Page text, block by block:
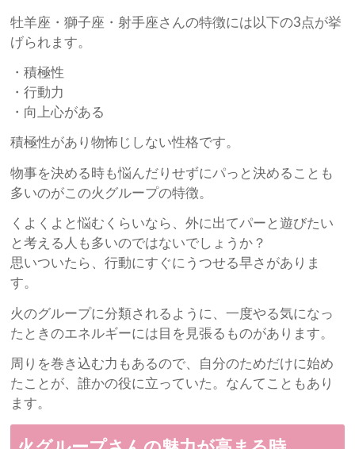
牡羊座・獅子座・射手座さんの特徴には以下の3点が挙
げられます。
・積極性
・行動力
・向上心がある
積極性があり物怖じしない性格です。
物事を決める時も悩んだりせずにパっと決めることも
多いのがこの火グループの特徴。
くよくよと悩むくらいなら、外に出てパーと遊びたい
と考える人も多いのではないでしょうか？
思いついたら、行動にすぐにうつせる早さがありま
す。
火のグループに分類されるように、一度やる気になっ
たときのエネルギーには目を見張るものがあります。
周りを巻き込む力もあるので、自分のためだけに始め
たことが、誰かの役に立っていた。なんてこともあり
ます。